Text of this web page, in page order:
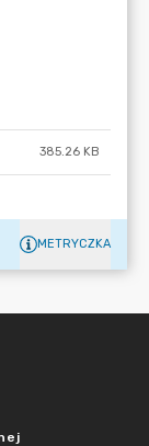
385.26 KB
METRYCZKA